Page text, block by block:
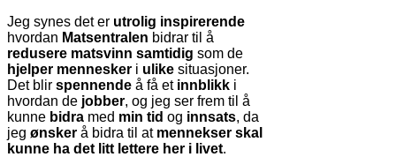
Jeg synes det er utrolig inspirerende
hvordan Matsentralen bidrar til å
redusere matsvinn samtidig som de
hjelper mennesker i ulike situasjoner.
Det blir spennende å få et innblikk i
hvordan de jobber, og jeg ser frem til å
kunne bidra med min tid og innsats, da
jeg ønsker å bidra til at mennekser skal
kunne ha det litt lettere her i livet.